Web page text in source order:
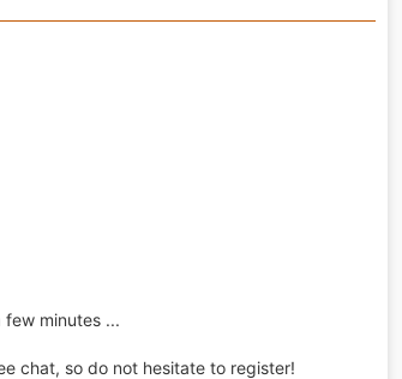
minutes ...
chat, so do not hesitate to register!